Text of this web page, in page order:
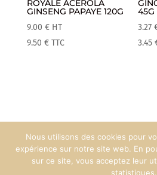
ROYALE ACEROLA
GINSENG PAPAYE 120G
9.00 € HT
9.50 € TTC
45G
3.27
3.45
Mentions Légales
Nous utilisons des cookies pour
expérience sur notre site web. En
sur ce site, vous acceptez leur
statistiques.